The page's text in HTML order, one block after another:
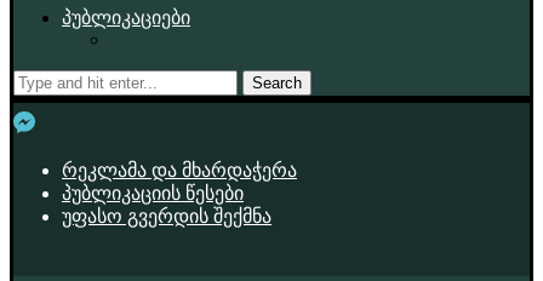
პუბლიკაციები
Search
რეკლამა და მხარდაჭერა
პუბლიკაციის წესები
უფასო გვერდის შექმნა